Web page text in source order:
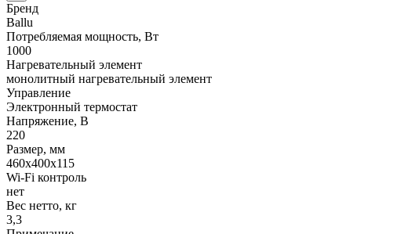
Бренд
Ballu
Потребляемая мощность, Вт
1000
Нагревательный элемент
монолитный нагревательный элемент
Управление
Электронный термостат
Напряжение, В
220
Размер, мм
460х400х115
Wi-Fi контроль
нет
Вес нетто, кг
3,3